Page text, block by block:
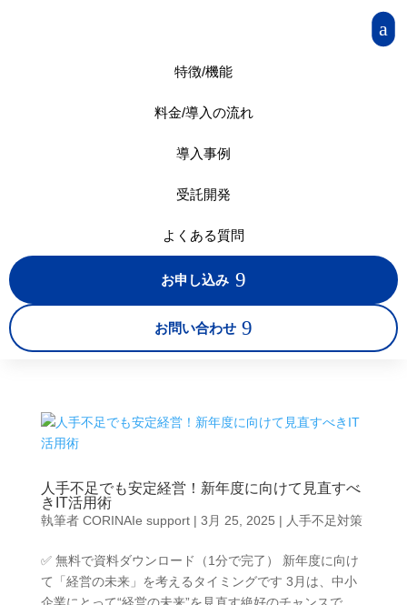
a
特徴/機能
料金/導入の流れ
導入事例
受託開発
よくある質問
9
お申し込み
9
お問い合わせ
人手不足でも安定経営！新年度に向けて見直すべ
きIT活用術
執筆者 CORINAIe support| 3月 25, 2025 | 人手不足対策
✅ 無料で資料ダウンロード（1分で完了） 新年度に向け
て「経営の未来」を考えるタイミングです 3月は、中小